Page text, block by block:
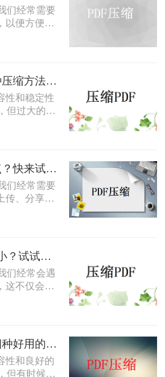
们经常需要
以便方便上
压缩文件怎
绍三种常用
最合适的方
怎么压缩pdf？这三种压缩方法很实用！
性和稳定性
但过大的
、传输和编
缩pdf呢？本
pdf怎么压缩的小一点？快来试试这三种文件压缩的方法！
们经常需要
传、分享或
小一点
压缩PDF
PDF文件太大如何变小？试试这三种PDF压缩方法！
们经常会遇
这不仅会占
响文件的传
pdf文件太大
压缩方法。
pdf怎么压缩？分享四种好用的压缩方法！
性和良好的
但有时候文